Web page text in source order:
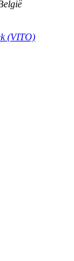
(VITO)